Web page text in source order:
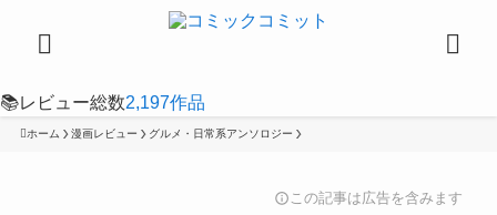
📚レビュー総数2,197作品
ホーム 漫画レビュー グルメ・日常系アンソロジー
infoこの記事は広告を含みます